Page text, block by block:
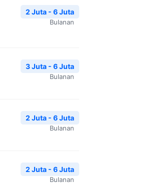
2 Juta - 6 Juta
Bulanan
3 Juta - 6 Juta
Bulanan
2 Juta - 6 Juta
Bulanan
2 Juta - 6 Juta
Bulanan